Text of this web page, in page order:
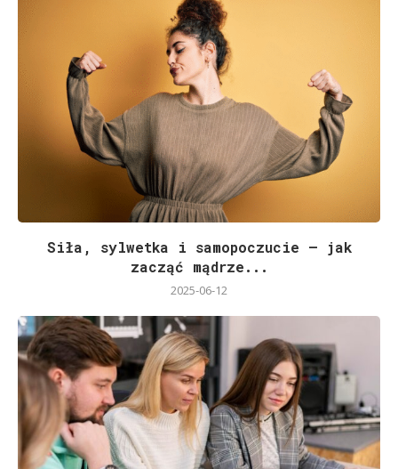
Siła, sylwetka i samopoczucie – jak
zacząć mądrze...
2025-06-12